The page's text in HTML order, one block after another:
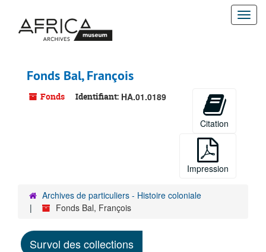
contenu
Fonds Bal, François
Fonds Identifiant: HA.01.0189
Citation
Impression
Archives de particuliers - Histoire coloniale
Fonds Bal, François
Survol des collections